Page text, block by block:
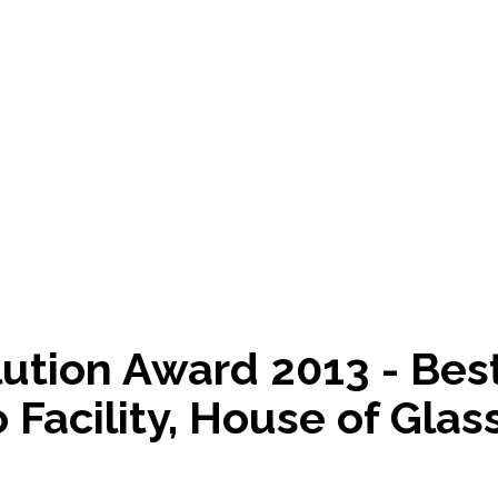
Award 2013 -
Facility, House of